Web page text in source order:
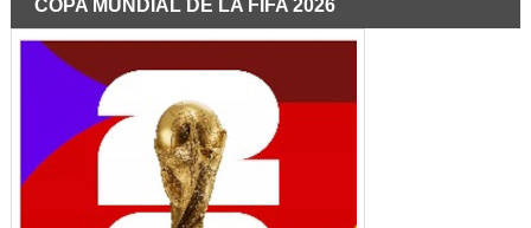
COPA MUNDIAL DE LA FIFA 2026